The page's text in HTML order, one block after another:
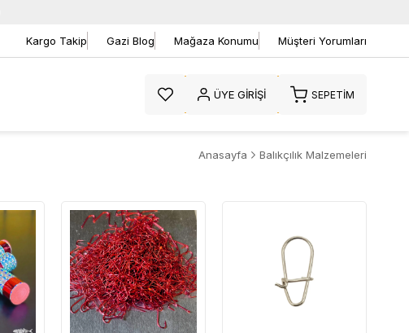
Kargo Takip Gazi Blog Mağaza Konumu Müşteri Yorumları
ÜYE GIRIŞI SEPETIM
Anasayfa Balıkçılık Malzemeleri